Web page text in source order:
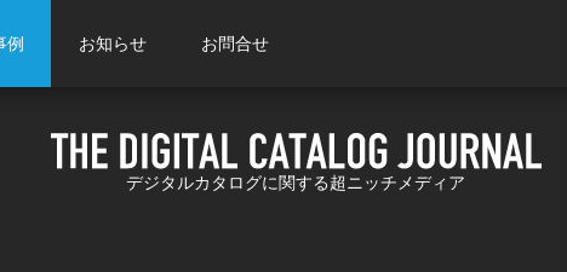
例 お知らせ お問合せ
デジタルカタログに関する超ニッチメディア